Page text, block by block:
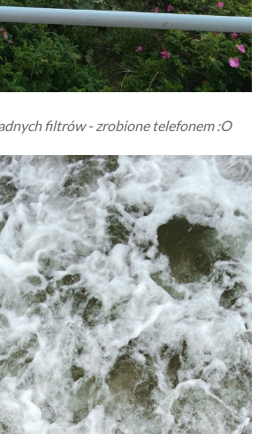
filtrów - zrobione telefonem :O